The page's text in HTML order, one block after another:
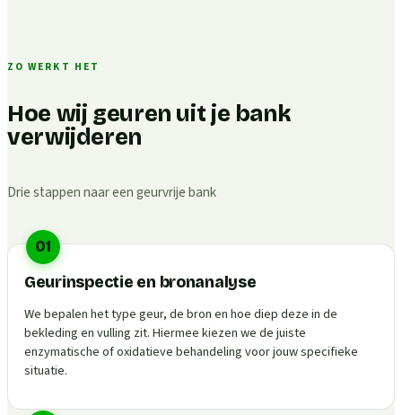
ZO WERKT HET
Hoe wij geuren uit je bank
verwijderen
Drie stappen naar een geurvrije bank
01
Geurinspectie en bronanalyse
We bepalen het type geur, de bron en hoe diep deze in de
bekleding en vulling zit. Hiermee kiezen we de juiste
enzymatische of oxidatieve behandeling voor jouw specifieke
situatie.